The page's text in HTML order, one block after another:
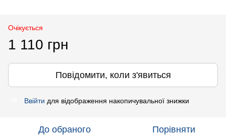
Очікується
1 110 грн
Повідомити, коли з'явиться
Ввійти для відображення накопичувальної знижки
До обраного Порівняти